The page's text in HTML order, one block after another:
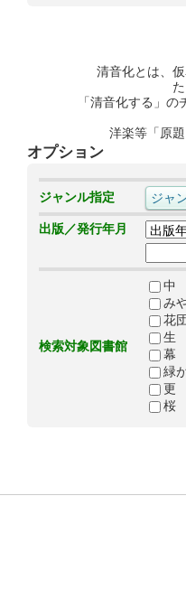
清音化とは、
「清音化する」
洋楽等「原
オプション
ジャンル指定
出版／発行年月
検索対象図書館
中
み
花
生
幕
緑
更
桜